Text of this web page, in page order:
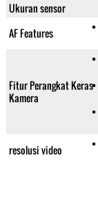
Ukuran sensor
AF Features
Fitur Perangkat Keras
Kamera
resolusi video